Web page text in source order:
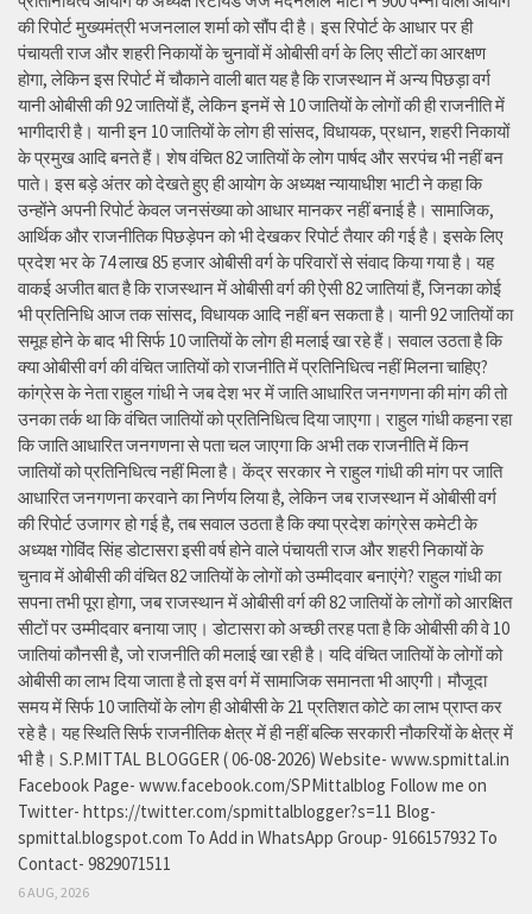
की रिपोर्ट मुख्यमंत्री भजनलाल शर्मा को सौंप दी है। इस रिपोर्ट के आधार पर ही
पंचायती राज और शहरी निकायों के चुनावों में ओबीसी वर्ग के लिए सीटों का आरक्षण
होगा, लेकिन इस रिपोर्ट में चौकाने वाली बात यह है कि राजस्थान में अन्य पिछड़ा वर्ग
यानी ओबीसी की 92 जातियों हैं, लेकिन इनमें से 10 जातियों के लोगों की ही राजनीति में
भागीदारी है। यानी इन 10 जातियों के लोग ही सांसद, विधायक, प्रधान, शहरी निकायों
के प्रमुख आदि बनते हैं। शेष वंचित 82 जातियों के लोग पार्षद और सरपंच भी नहीं बन
पाते। इस बड़े अंतर को देखते हुए ही आयोग के अध्यक्ष न्यायाधीश भाटी ने कहा कि
उन्होंने अपनी रिपोर्ट केवल जनसंख्या को आधार मानकर नहीं बनाई है। सामाजिक,
आर्थिक और राजनीतिक पिछड़ेपन को भी देखकर रिपोर्ट तैयार की गई है। इसके लिए
प्रदेश भर के 74 लाख 85 हजार ओबीसी वर्ग के परिवारों से संवाद किया गया है। यह
वाकई अजीत बात है कि राजस्थान में ओबीसी वर्ग की ऐसी 82 जातियां हैं, जिनका कोई
भी प्रतिनिधि आज तक सांसद, विधायक आदि नहीं बन सकता है। यानी 92 जातियों का
समूह होने के बाद भी सिर्फ 10 जातियों के लोग ही मलाई खा रहे हैं। सवाल उठता है कि
क्या ओबीसी वर्ग की वंचित जातियों को राजनीति में प्रतिनिधित्व नहीं मिलना चाहिए?
कांग्रेस के नेता राहुल गांधी ने जब देश भर में जाति आधारित जनगणना की मांग की तो
उनका तर्क था कि वंचित जातियों को प्रतिनिधित्व दिया जाएगा। राहुल गांधी कहना रहा
कि जाति आधारित जनगणना से पता चल जाएगा कि अभी तक राजनीति में किन
जातियों को प्रतिनिधित्व नहीं मिला है। केंद्र सरकार ने राहुल गांधी की मांग पर जाति
आधारित जनगणना करवाने का निर्णय लिया है, लेकिन जब राजस्थान में ओबीसी वर्ग
की रिपोर्ट उजागर हो गई है, तब सवाल उठता है कि क्या प्रदेश कांग्रेस कमेटी के
अध्यक्ष गोविंद सिंह डोटासरा इसी वर्ष होने वाले पंचायती राज और शहरी निकायों के
चुनाव में ओबीसी की वंचित 82 जातियों के लोगों को उम्मीदवार बनाएंगे? राहुल गांधी का
सपना तभी पूरा होगा, जब राजस्थान में ओबीसी वर्ग की 82 जातियों के लोगों को आरक्षित
सीटों पर उम्मीदवार बनाया जाए। डोटासरा को अच्छी तरह पता है कि ओबीसी की वे 10
जातियां कौनसी है, जो राजनीति की मलाई खा रही है। यदि वंचित जातियों के लोगों को
ओबीसी का लाभ दिया जाता है तो इस वर्ग में सामाजिक समानता भी आएगी। मौजूदा
समय में सिर्फ 10 जातियों के लोग ही ओबीसी के 21 प्रतिशत कोटे का लाभ प्राप्त कर
रहे है। यह स्थिति सिर्फ राजनीतिक क्षेत्र में ही नहीं बल्कि सरकारी नौकरियों के क्षेत्र में
भी है। S.P.MITTAL BLOGGER ( 06-08-2026) Website- www.spmittal.in
Facebook Page- www.facebook.com/SPMittalblog Follow me on
Twitter- https://twitter.com/spmittalblogger?s=11 Blog-
spmittal.blogspot.com To Add in WhatsApp Group- 9166157932 To
Contact- 9829071511
6 AUG, 2026